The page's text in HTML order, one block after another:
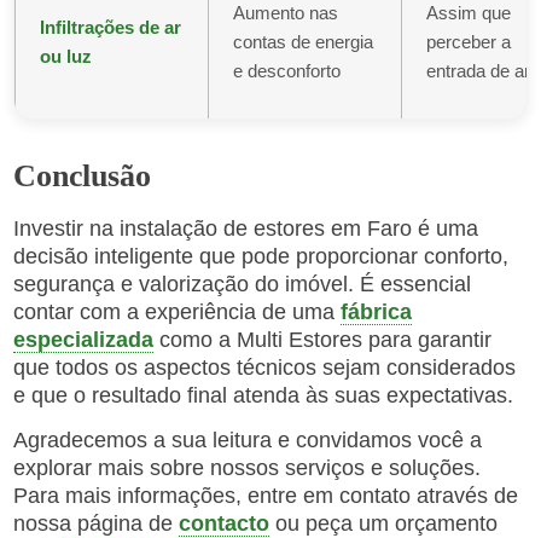
Infiltrações de ar
ou luz
Aumento nas
contas de energia
e desconforto
Assim que
perceber a
entrada de ar/
Conclusão
Investir na instalação de estores em Faro é uma
decisão inteligente que pode proporcionar conforto,
segurança e valorização do imóvel. É essencial
contar com a experiência de umafábrica
especializada como a Multi Estores para garantir
que todos os aspectos técnicos sejam considerados
e que o resultado final atenda às suas expectativas.
Agradecemos a sua leitura e convidamos você a
explorar mais sobre nossos serviços e soluções.
Para mais informações, entre em contato através de
nossa página decontacto ou peça um orçamento